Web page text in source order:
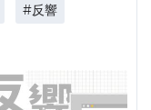
#反響